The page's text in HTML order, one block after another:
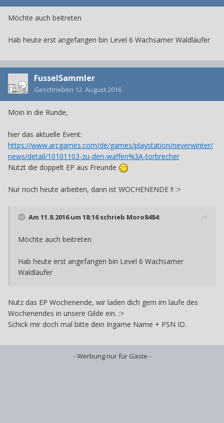
Möchte auch beitreten
Hab heute erst angefangen bin Level 6 Wachsamer Waldläufer
FusselSammler
Geschrieben 12. August 2016
Moin in die Runde,
hier das aktuelle Event:
https://www.arcgames.com/de/games/playstation/neverwinter/
news/detail/10101103-zu-den-waffen%3A-torbrecher
Nutzt die doppelt EP aus Freunde
Nur noch heute arbeiten, dann ist WOCHENENDE !! :>
Am 11.8.2016 um 18:16 schrieb Moro8484:
Möchte auch beitreten
Hab heute erst angefangen bin Level 6 Wachsamer
Waldläufer
Nutz das EP Wochenende, wir laden dich gern im laufe des
Wochenendes in unsere Gilde ein. :>
Schick mir doch mal bitte dein Ingame Name + PSN ID.
- Werbung nur für Gäste -